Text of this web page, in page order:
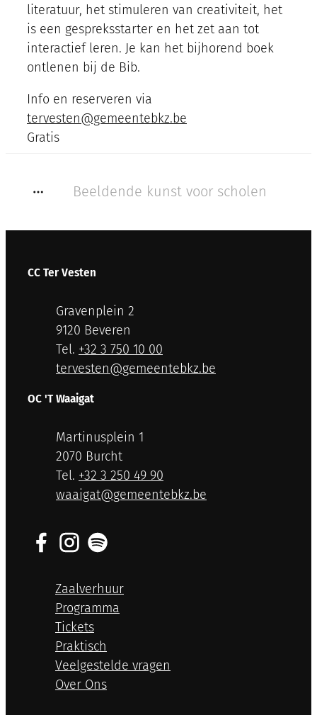
literatuur, het stimuleren van creativiteit, het
is een gespreksstarter en het zet aan tot
interactief leren. Je kan het bijhorend boek
ontlenen bij de Bib.
Info en reserveren via
tervesten@gemeentebkz.be
Gratis
Toon alle broodkruimel items
Beeldende kunst voor scholen
Contact & openingsuren
CC Ter Vesten
AdresGravenplein 2
,9120 Beveren
+32 3 750 10 00
E-mailtervesten@gemeentebkz.be
OC 'T Waaigat
AdresMartinusplein 1
,2070 Burcht
+32 3 250 49 90
E-mailwaaigat@gemeentebkz.be
Zaalverhuur
Programma
Tickets
Praktisch
Veelgestelde vragen
Over Ons
FacebookInstagram
Spotify